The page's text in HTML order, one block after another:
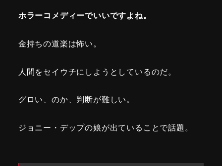
ホラーコメディーでいいですよね。
金持ちの道楽は怖い。
人間をセイウチにしようとしているのだ。
グロい、のか、判断が難しい。
ジョニー・デップの娘が出ていることで話題。